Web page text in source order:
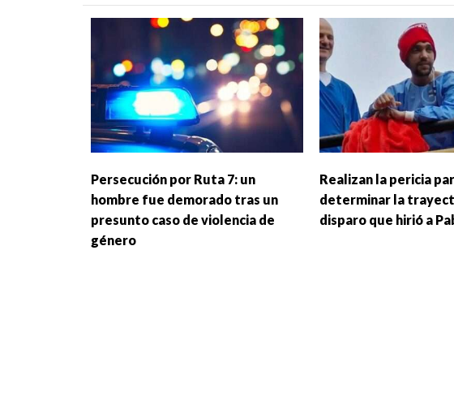
Persecución por Ruta 7: un
hombre fue demorado tras un
presunto caso de violencia de
género
Realizan la pericia
determinar la
disparo que hirió a